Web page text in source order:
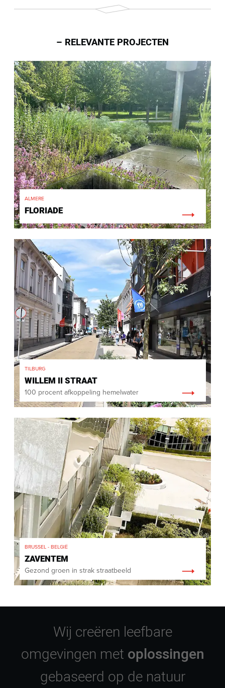
RELEVANTE PROJECTEN
ALMERE
FLORIADE
TILBURG
WILLEM II STRAAT
100 procent afkoppeling hemelwater
BRUSSEL - BELGIË
ZAVENTEM
Gezond groen in strak straatbeeld
Wij creëren leefbare
omgevingen met oplossingen
gebaseerd op de natuur